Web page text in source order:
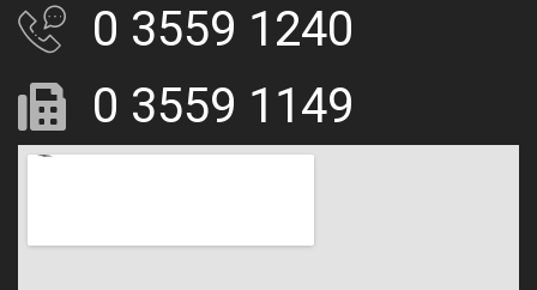
0 3559 1240
0 3559 1149